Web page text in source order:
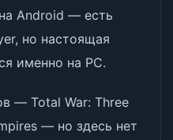
Android — есть
но настоящая
именно на PC.
— Total War: Three
— но здесь нет